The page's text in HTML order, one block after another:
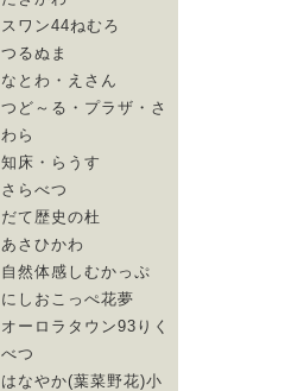
スワン44ねむろ
つるぬま
なとわ・えさん
つど～る・プラザ・さ
わら
知床・らうす
さらべつ
だて歴史の杜
あさひかわ
自然体感しむかっぷ
にしおこっぺ花夢
オーロラタウン93りく
べつ
はなやか(葉菜野花)小